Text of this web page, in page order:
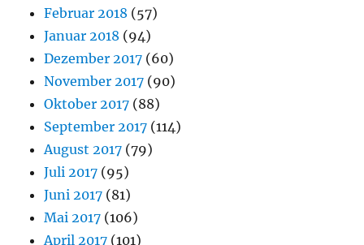
Februar 2018 (57)
Januar 2018 (94)
Dezember 2017 (60)
November 2017 (90)
Oktober 2017 (88)
September 2017 (114)
August 2017 (79)
Juli 2017 (95)
Juni 2017 (81)
Mai 2017 (106)
April 2017 (101)